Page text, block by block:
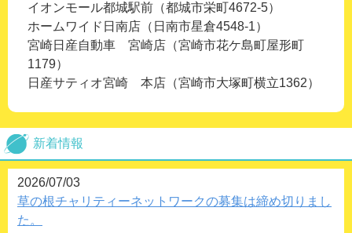
イオンモール都城駅前（都城市栄町4672-5）
ホームワイド日南店（日南市星倉4548-1）
宮崎日産自動車 宮崎店（宮崎市花ケ島町屋形町
1179）
日産サティオ宮崎 本店（宮崎市大塚町横立1362）
新着情報
2026/07/03
草の根チャリティーネットワークの募集は締め切りまし
た。